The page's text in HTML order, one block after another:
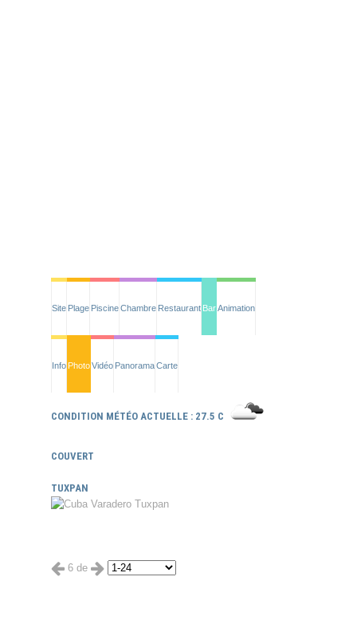
Site Plage PiscineChambre Restaurant BarAnimation
Info PhotoVidéo PanoramaCarte
CONDITION MÉTÉO ACTUELLE : 27.5 C
COUVERT
TUXPAN
6 de